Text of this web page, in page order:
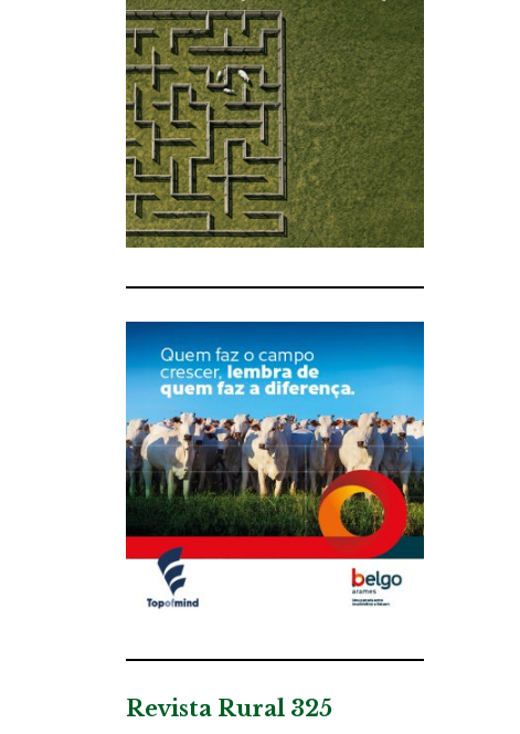
Revista Rural 325